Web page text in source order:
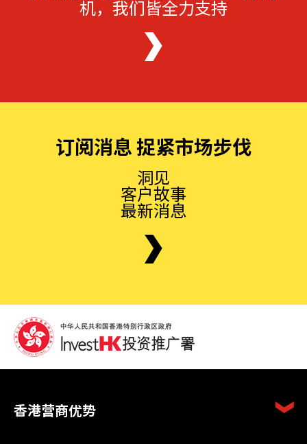
机，我们皆全力支持
订阅消息 捉紧市场步伐
洞见
客户故事
最新消息
香港营商优势